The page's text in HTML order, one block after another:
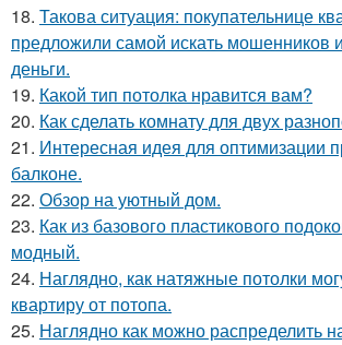
18. Такова ситуация: покупательнице
предложили самой искать мошенников
деньги.
19. Какой тип потолка нравится вам?
20. Как сделать комнату для двух
21. Интересная идея для оптимизации
балконе.
22. Обзор на уютный дом.
23. Как из базового пластикового
модный.
24. Наглядно, как натяжные потолки
квартиру от потопа.
25. Наглядно как можно распределить